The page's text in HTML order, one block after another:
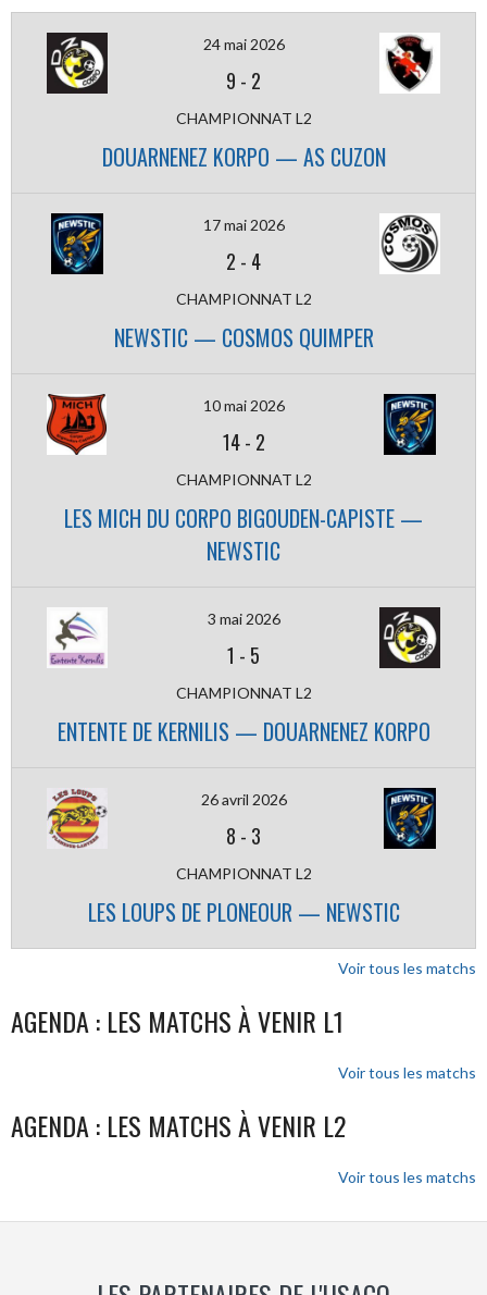
24 mai 2026
9 - 2
CHAMPIONNAT L2
DOUARNENEZ KORPO — AS CUZON
17 mai 2026
2 - 4
CHAMPIONNAT L2
NEWSTIC — COSMOS QUIMPER
10 mai 2026
14- 2
CHAMPIONNAT L2
LES MICH DU CORPO BIGOUDEN-CAPISTE —
NEWSTIC
3 mai 2026
1 - 5
CHAMPIONNAT L2
ENTENTE DE KERNILIS — DOUARNENEZ KORPO
26 avril 2026
8 - 3
CHAMPIONNAT L2
LES LOUPS DE PLONEOUR — NEWSTIC
Voir tous les matchs
AGENDA : LES MATCHS À VENIR L1
Voir tous les matchs
AGENDA : LES MATCHS À VENIR L2
Voir tous les matchs